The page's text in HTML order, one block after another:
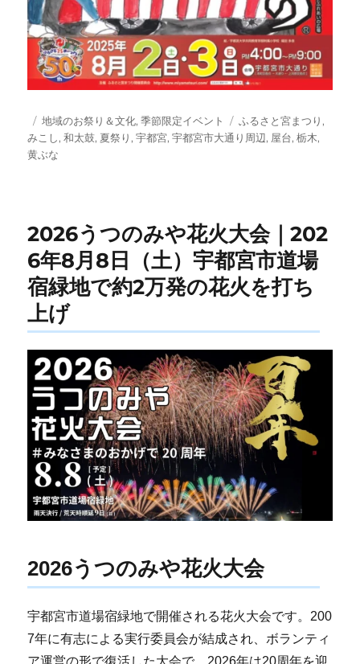
投
稿
日:
カ
テ
ゴ
地域のお祭り＆文化,季節限定イベント
タ
グ
ふるさと宮まつり ,
みこし,和太鼓, 夏祭り ,宇都宮,宇都宮市大通り周辺, 屋台,栃木,
黄ぶな
2026うつのみや花火大会｜202
6年8月8日（土）宇都宮市道場
宿緑地で約2万発の花火を打ち
上げ
2026うつのみや花火大会
宇都宮市道場宿緑地で開催される花火大会です。200
7年に有志による実行委員会が結成され、ボランティ
ア運営の形で復活した大会で、2026年は20周年を迎